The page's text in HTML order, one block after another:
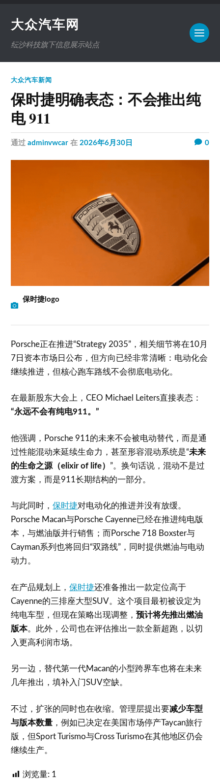
大众汽车网
纭沙科技旗下信息展示站点
大众汽车新闻
保时捷明确表态：不会推出纯
电 911
通过adminvwcar 在2026年6月30日 0
保时捷logo
Porsche正在推进“Strategy 2035”，相关细节将在10月
7日资本市场日公布，但方向已经非常清晰：电动化会
继续推进，但核心跑车路线不会彻底电动化。
在最新股东大会上，CEO Michael Leiters直接表态：
“永远不会有纯电911。”
他强调，Porsche 911的未来不会被电动替代，而是通
过性能混动来延续生命力，甚至形容混动系统是“未来
的生命之源（elixir of life） ”。换句话说，混动不是过
渡方案，而是911长期结构的一部分。
与此同时，保时捷对电动化的推进并没有放缓。
Porsche Macan与Porsche Cayenne已经在推进纯电版
本，与燃油版并行销售；而Porsche 718 Boxster与
Cayman系列也将回归“双路线”，同时提供燃油与电动
动力。
在产品规划上，保时捷还准备推出一款定位高于
Cayenne的三排座大型SUV。这个项目最初被设定为
纯电车型，但现在策略出现调整，预计将先推出燃油
版本。此外，公司也在评估推出一款全新超跑，以切
入更高利润市场。
另一边，替代第一代Macan的小型跨界车也将在未来
几年推出，填补入门SUV空缺。
不过，扩张的同时也在收缩。管理层提出要减少车型
与版本数量 ，例如已决定在美国市场停产Taycan旅行
版，但Sport Turismo与Cross Turismo在其他地区仍会
继续生产。
浏览量: 1